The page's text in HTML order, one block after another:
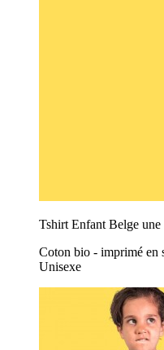
Tshirt Enfant Belge
Coton bio - imprimé en
Unisexe